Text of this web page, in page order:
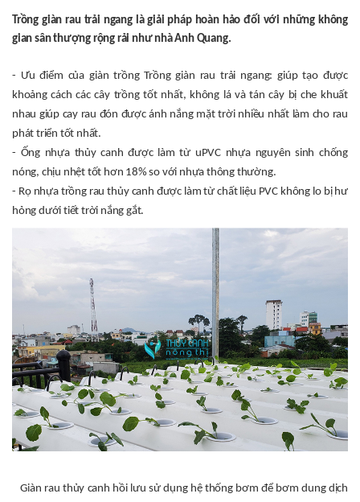
Trồng giàn rau trải ngang là giải pháp hoàn hảo đối với những không
gian sân thượng rộng rải như nhà Anh Quang.
- Ưu điểm của giàn trồng Trồng giàn rau trải ngang: giúp tạo được
khoảng cách các cây trồng tốt nhất, không lá và tán cây bị che khuất
nhau giúp cay rau đón được ánh nắng mặt trời nhiều nhất làm cho rau
phát triển tốt nhất.
- Ống nhựa thủy canh được làm từ uPVC nhựa nguyên sinh chống
nóng, chịu nhệt tốt hơn 18% so với nhựa thông thường.
- Rọ nhựa trồng rau thủy canh được làm từ chất liệu PVC không lo bị hư
hỏng dưới tiết trời nắng gắt.
Giàn rau thủy canh hồi lưu sử dụng hệ thống bơm để bơm dung dịch